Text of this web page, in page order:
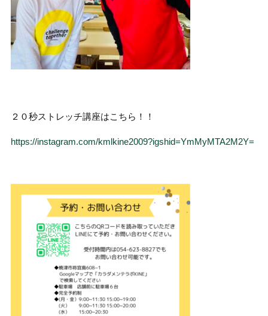
２０秒ストレッチ講座はこちら！！
https://instagram.com/kmlkine2009?igshid=YmMyMTA2M2Y=